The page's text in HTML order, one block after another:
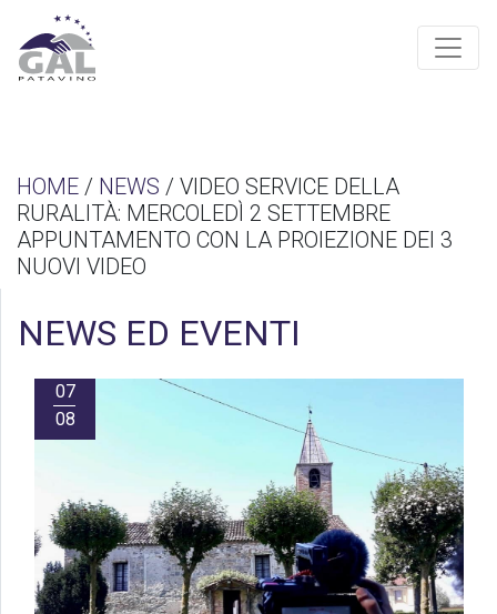
HOME / NEWS / VIDEO SERVICE DELLA
RURALITÀ: MERCOLEDÌ 2 SETTEMBRE
APPUNTAMENTO CON LA PROIEZIONE DEI 3
NUOVI VIDEO
NEWS ED EVENTI
07
08